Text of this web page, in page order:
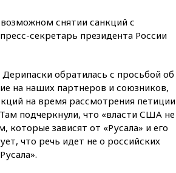
вчера, 19:00Путин уточнил
порядок присвоения воинских
званий добровольцам
Финляндии приходит в упадок
без российских туристов
вчера, 18:35В Жуковском и
аэропорту Геленджика
введены ограничения
вчера, 18:21 Зюганов
снятии санкций с
секретарь президента России
обратилась с просьбой об
на наших партнеров и союзников,
на время рассмотрения петиции
подчеркнули, что «власти США не
зависят от «Русала» и его
что речь идет не о российских